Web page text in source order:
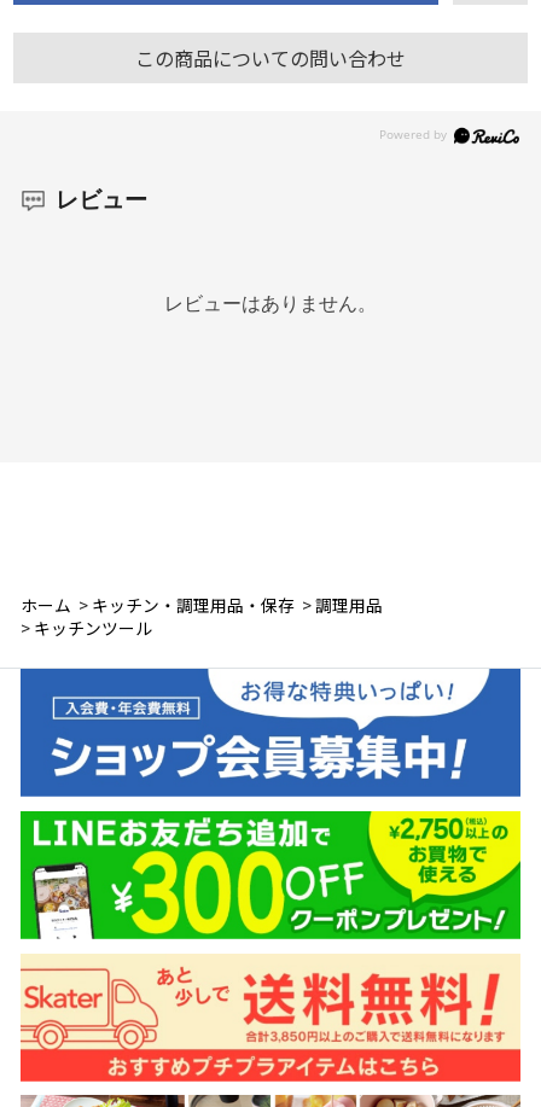
この商品についての問い合わせ
レビュー
レビューはありません。
ホーム > キッチン・調理用品・保存 >調理用品
> キッチンツール